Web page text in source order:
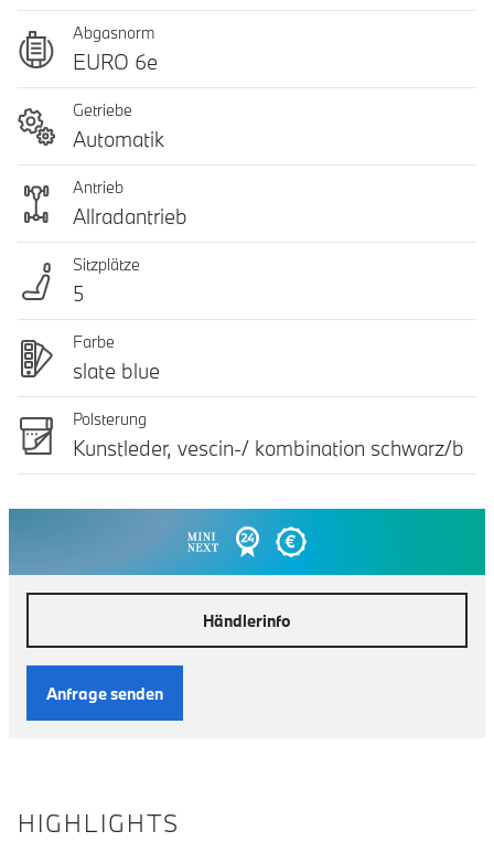
Abgasnorm
EURO 6e
Getriebe
Automatik
Antrieb
Allradantrieb
Sitzplätze
5
Farbe
slate blue
Polsterung
Kunstleder, vescin-/ kombination schwarz/b
Händlerinfo
Anfrage senden
HIGHLIGHTS